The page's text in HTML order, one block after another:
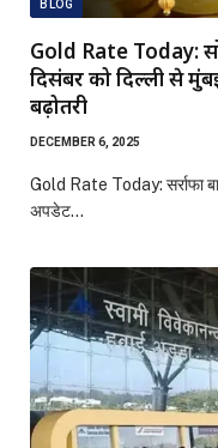
BLOG
Gold Rate Today:
दिसंबर को दिल्ली से
बढ़ोतरी
DECEMBER 6, 2025
Gold Rate Today: सर्राफा
अपडेट…